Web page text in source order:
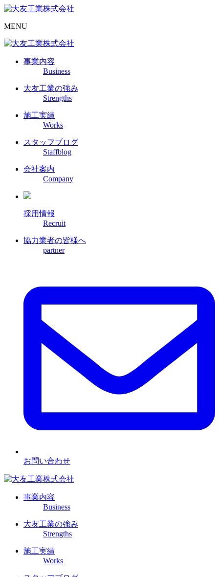
MENU
事業内容
Business
大友工業の強み
Strengths
施工実績
Works
スタッフブログ
Staffblog
会社案内
Company
採用情報
Recruit
協力業者の皆様へ
partner
お問い合わせ
事業内容
Business
大友工業の強み
Strengths
施工実績
Works